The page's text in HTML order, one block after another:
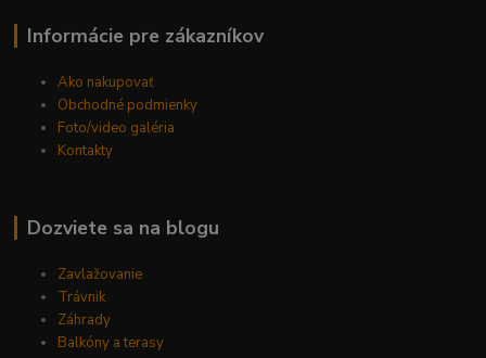
Informácie pre zákazníkov
Ako nakupovať
Obchodné podmienky
Foto/video galéria
Kontakty
Dozviete sa na blogu
Zavlažovanie
Trávnik
Záhrady
Balkóny a terasy